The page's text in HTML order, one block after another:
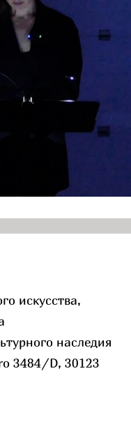
искусства,
наследия
3484/D, 30123